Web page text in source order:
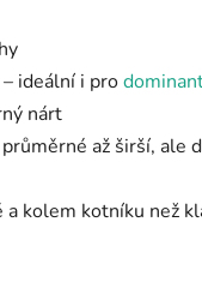
ideální i pro
nárt
až širší, ale
kolem kotníku než